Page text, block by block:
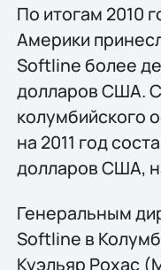
По итогам 2010
Америки
Softline более
долларов США.
колумбийского
на 2011 год
долларов США,
Генеральным
Softline в
Куэльяр Рохас